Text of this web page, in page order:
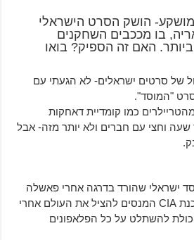
הושק הסרט הישראלי
בו מככבים השחקנים
האם זה הספיק? בואו
של סרטים ישראלים- לא הגעתי עם
"המוסד".
כמו קומדיית דאחקות
וחצי עם חברים ולא יותר מזה- אבל
ישראלי שהורד בדרגה אחרי פאשלה
סטייל) וסוכנת CIA המנסים להציל את העולם אחרי
להשתלט על כל הפלאפונים